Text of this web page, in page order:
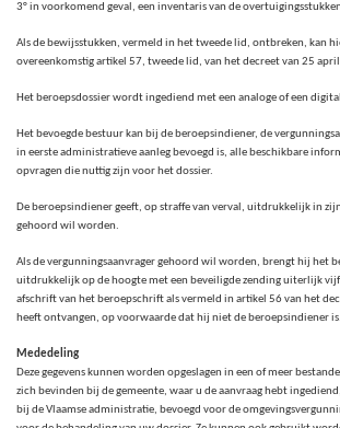
3° in voorkomend geval, een inventaris van de
Als de bewijsstukken, vermeld in het tweede lid, ontbreken, kan
overeenkomstig artikel 57, tweede lid, van het decreet van 25
Het beroepsdossier wordt ingediend met een analoge of een
Het bevoegde bestuur kan bij de beroepsindiener, de
in eerste administratieve aanleg bevoegd is, alle beschikbare
opvragen die nuttig zijn voor het dossier.
De beroepsindiener geeft, op straffe van verval, uitdrukkelijk in
gehoord wil worden.
Als de vergunningsaanvrager gehoord wil worden, brengt hij het
uitdrukkelijk op de hoogte met een beveiligde zending uiterlijk
afschrift van het beroepschrift als vermeld in artikel 56 van het
heeft ontvangen, op voorwaarde dat hij niet de beroepsindiener is.
Mededeling
Deze gegevens kunnen worden opgeslagen in een of meer
zich bevinden bij de gemeente, waar u de aanvraag hebt
bij de Vlaamse administratie, bevoegd voor de